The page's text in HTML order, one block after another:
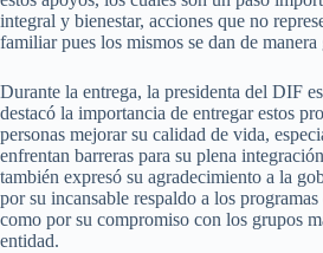
integral y bienestar, acciones que no
familiar pues los mismos se dan de manera
Durante la entrega, la presidenta del DIF
destacó la importancia de entregar estos
personas mejorar su calidad de vida,
enfrentan barreras para su plena
también expresó su agradecimiento a la
por su incansable respaldo a los
como por su compromiso con los grupos
entidad.